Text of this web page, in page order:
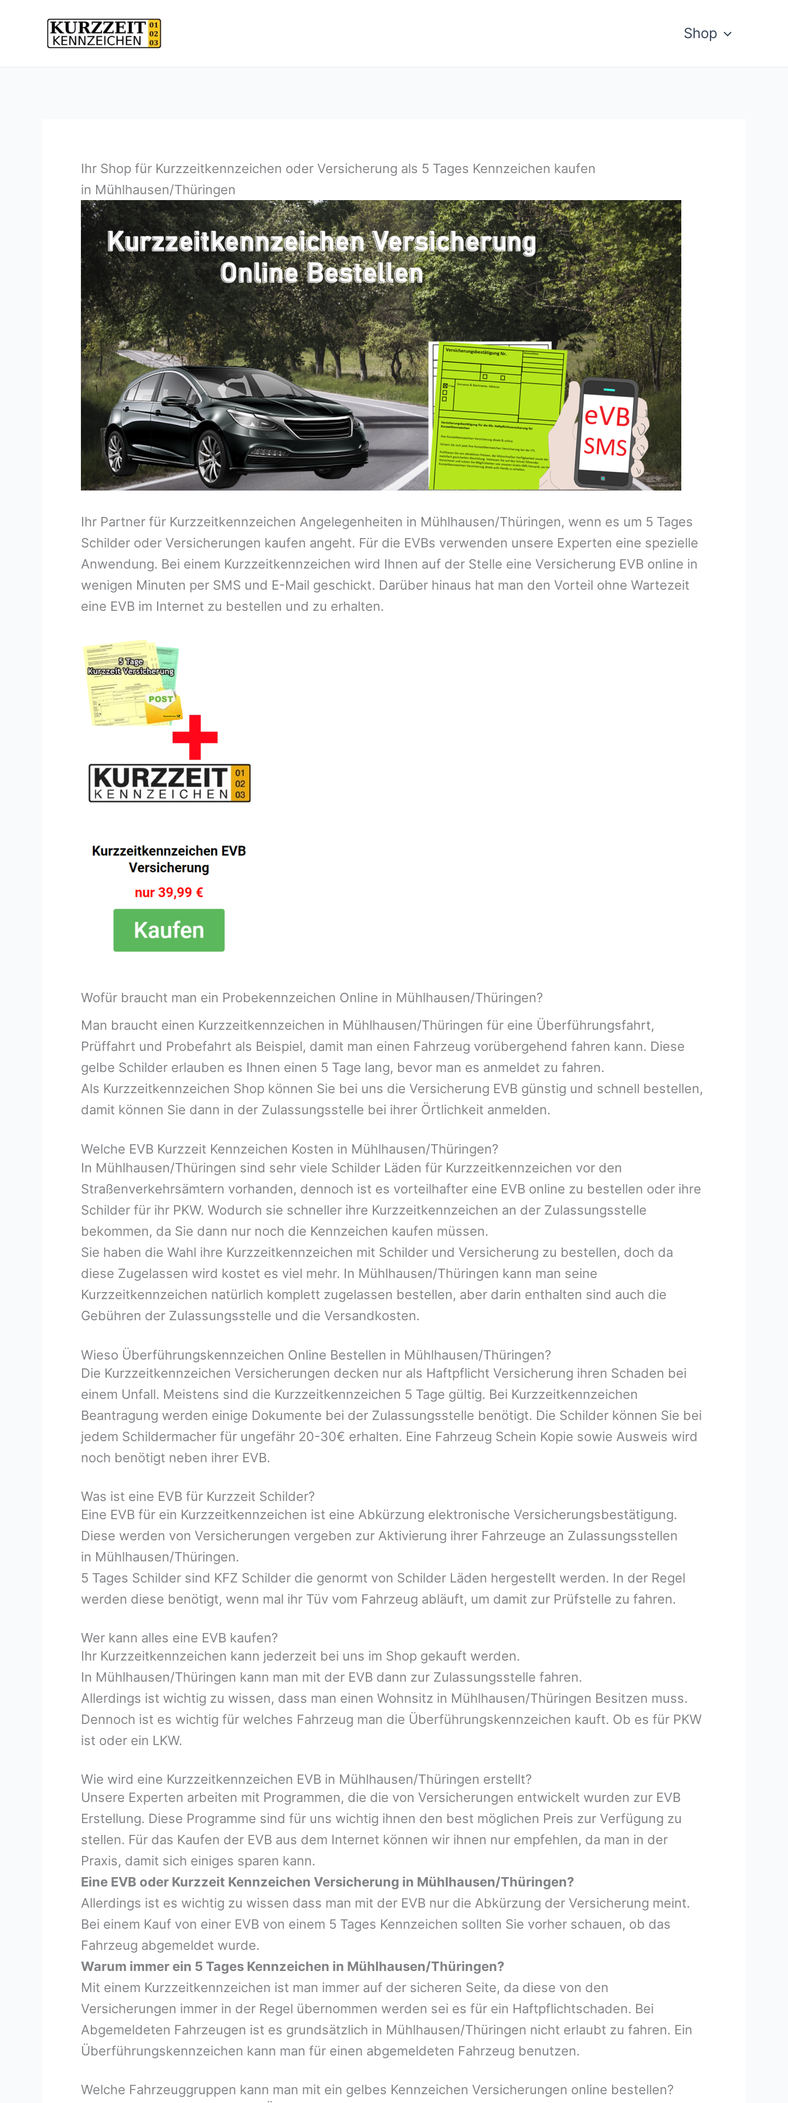
springen
Shop
Ihr Shop für Kurzzeitkennzeichen oder Versicherung als 5 Tages Kennzeichen kaufen
in Mühlhausen/Thüringen
Ihr Partner für Kurzzeitkennzeichen Angelegenheiten in Mühlhausen/Thüringen, wenn es um 5 Tages
Schilder oder Versicherungen kaufen angeht. Für die EVBs verwenden unsere Experten eine spezielle
Anwendung. Bei einem Kurzzeitkennzeichen wird Ihnen auf der Stelle eine Versicherung EVB online in
wenigen Minuten per SMS und E-Mail geschickt. Darüber hinaus hat man den Vorteil ohne Wartezeit
eine EVB im Internet zu bestellen und zu erhalten.
Wofür braucht man ein Probekennzeichen Online in Mühlhausen/Thüringen?
Man braucht einen Kurzzeitkennzeichen in Mühlhausen/Thüringen für eine Überführungsfahrt,
Prüffahrt und Probefahrt als Beispiel, damit man einen Fahrzeug vorübergehend fahren kann. Diese
gelbe Schilder erlauben es Ihnen einen 5 Tage lang, bevor man es anmeldet zu fahren.
Als Kurzzeitkennzeichen Shop können Sie bei uns die Versicherung EVB günstig und schnell bestellen,
damit können Sie dann in der Zulassungsstelle bei ihrer Örtlichkeit anmelden.
Welche EVB Kurzzeit Kennzeichen Kosten in Mühlhausen/Thüringen?
In Mühlhausen/Thüringen sind sehr viele Schilder Läden für Kurzzeitkennzeichen vor den
Straßenverkehrsämtern vorhanden, dennoch ist es vorteilhafter eine EVB online zu bestellen oder ihre
Schilder für ihr PKW. Wodurch sie schneller ihre Kurzzeitkennzeichen an der Zulassungsstelle
bekommen, da Sie dann nur noch die Kennzeichen kaufen müssen.
Sie haben die Wahl ihre Kurzzeitkennzeichen mit Schilder und Versicherung zu bestellen, doch da
diese Zugelassen wird kostet es viel mehr. In Mühlhausen/Thüringen kann man seine
Kurzzeitkennzeichen natürlich komplett zugelassen bestellen, aber darin enthalten sind auch die
Gebühren der Zulassungsstelle und die Versandkosten.
Wieso Überführungskennzeichen Online Bestellen in Mühlhausen/Thüringen?
Die Kurzzeitkennzeichen Versicherungen decken nur als Haftpflicht Versicherung ihren Schaden bei
einem Unfall. Meistens sind die Kurzzeitkennzeichen 5 Tage gültig. Bei Kurzzeitkennzeichen
Beantragung werden einige Dokumente bei der Zulassungsstelle benötigt. Die Schilder können Sie bei
jedem Schildermacher für ungefähr 20-30€ erhalten. Eine Fahrzeug Schein Kopie sowie Ausweis wird
noch benötigt neben ihrer EVB.
Was ist eine EVB für Kurzzeit Schilder?
Eine EVB für ein Kurzzeitkennzeichen ist eine Abkürzung elektronische Versicherungsbestätigung.
Diese werden von Versicherungen vergeben zur Aktivierung ihrer Fahrzeuge an Zulassungsstellen
in Mühlhausen/Thüringen.
5 Tages Schilder sind KFZ Schilder die genormt von Schilder Läden hergestellt werden. In der Regel
werden diese benötigt, wenn mal ihr Tüv vom Fahrzeug abläuft, um damit zur Prüfstelle zu fahren.
Wer kann alles eine EVB kaufen?
Ihr Kurzzeitkennzeichen kann jederzeit bei uns im Shop gekauft werden.
In Mühlhausen/Thüringen kann man mit der EVB dann zur Zulassungsstelle fahren.
Allerdings ist wichtig zu wissen, dass man einen Wohnsitz in Mühlhausen/Thüringen Besitzen muss.
Dennoch ist es wichtig für welches Fahrzeug man die Überführungskennzeichen kauft. Ob es für PKW
ist oder ein LKW.
Wie wird eine Kurzzeitkennzeichen EVB in Mühlhausen/Thüringen erstellt?
Unsere Experten arbeiten mit Programmen, die die von Versicherungen entwickelt wurden zur EVB
Erstellung. Diese Programme sind für uns wichtig ihnen den best möglichen Preis zur Verfügung zu
stellen. Für das Kaufen der EVB aus dem Internet können wir ihnen nur empfehlen, da man in der
Praxis, damit sich einiges sparen kann.
Eine EVB oder Kurzzeit Kennzeichen Versicherung in Mühlhausen/Thüringen?
Allerdings ist es wichtig zu wissen dass man mit der EVB nur die Abkürzung der Versicherung meint.
Bei einem Kauf von einer EVB von einem 5 Tages Kennzeichen sollten Sie vorher schauen, ob das
Fahrzeug abgemeldet wurde.
Warum immer ein 5 Tages Kennzeichen in Mühlhausen/Thüringen?
Mit einem Kurzzeitkennzeichen ist man immer auf der sicheren Seite, da diese von den
Versicherungen immer in der Regel übernommen werden sei es für ein Haftpflichtschaden. Bei
Abgemeldeten Fahrzeugen ist es grundsätzlich in Mühlhausen/Thüringen nicht erlaubt zu fahren. Ein
Überführungskennzeichen kann man für einen abgemeldeten Fahrzeug benutzen.
Welche Fahrzeuggruppen kann man mit ein gelbes Kennzeichen Versicherungen online bestellen?